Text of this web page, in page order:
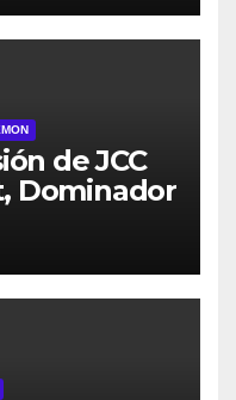
de JCC
Dominador
el 29